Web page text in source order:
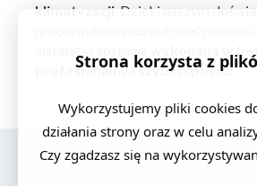
klimatyzacji . Dzięki naszym
profesjonalny i szybki sposób.
Strona korzysta z
Wykorzystujemy pliki cookies
działania strony oraz w celu
Czy zgadzasz się na